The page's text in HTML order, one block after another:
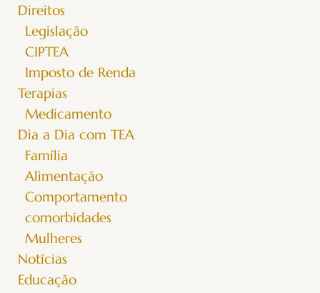
Direitos
Legislação
CIPTEA
Imposto de Renda
Terapias
Medicamento
Dia a Dia com TEA
Família
Alimentação
Comportamento
comorbidades
Mulheres
Notícias
Educação